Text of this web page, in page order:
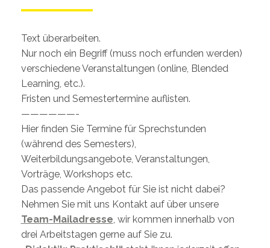
Text überarbeiten.
Nur noch ein Begriff (muss noch erfunden werden)
verschiedene Veranstaltungen (online, Blended
Learning, etc.).
Fristen und Semestertermine auflisten.
——————-
Hier finden Sie Termine für Sprechstunden
(während des Semesters),
Weiterbildungsangebote, Veranstaltungen,
Vorträge, Workshops etc.
Das passende Angebot für Sie ist nicht dabei?
Nehmen Sie mit uns Kontakt auf über unsere
Team-Mailadresse , wir kommen innerhalb von
drei Arbeitstagen gerne auf Sie zu.